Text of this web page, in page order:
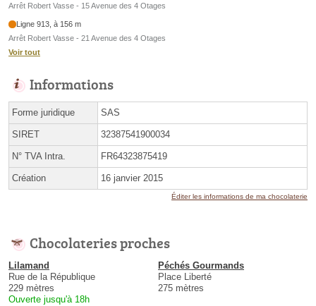
Arrêt Robert Vasse - 15 Avenue des 4 Otages
Ligne 913, à 156 m
Arrêt Robert Vasse - 21 Avenue des 4 Otages
Voir tout
Informations
Forme juridique SAS
SIRET 32387541900034
N° TVA Intra. FR64323875419
Création 16 janvier 2015
Éditer les informations de ma chocolaterie
Chocolateries proches
Lilamand
Rue de la République
229 mètres
Ouverte jusqu'à 18h
Péchés Gourmands
Place Liberté
275 mètres